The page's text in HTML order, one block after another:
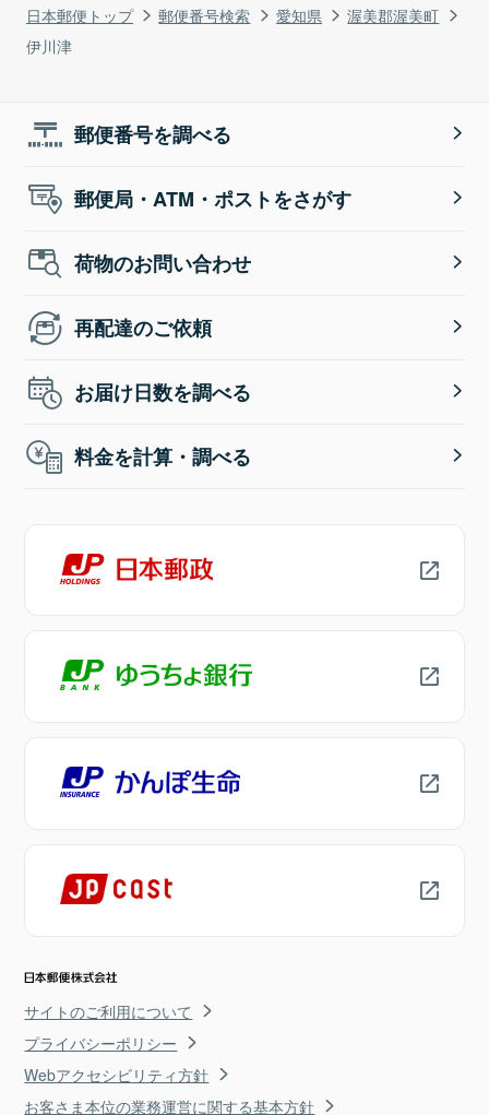
日本郵便トップ 郵便番号検索 愛知県
渥美郡渥美町
伊川津
郵便番号を調べる
郵便局・ATM・ポストをさがす
荷物のお問い合わせ
再配達のご依頼
お届け日数を調べる
料金を計算・調べる
サイトのご利用について
プライバシーポリシー
Webアクセシビリティ方針
お客さま本位の業務運営に関する基本方針